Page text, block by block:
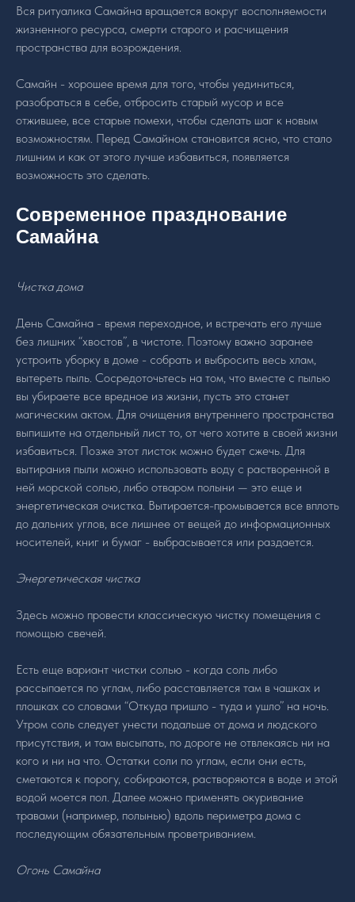
Вся ритуалика Самайна вращается вокруг восполняемости
жизненного ресурса, смерти старого и расчищения
пространства для возрождения.
Самайн - хорошее время для того, чтобы уединиться,
разобраться в себе, отбросить старый мусор и все
отжившее, все старые помехи, чтобы сделать шаг к новым
возможностям. Перед Самайном становится ясно, что стало
лишним и как от этого лучше избавиться, появляется
возможность это сделать.
Современное празднование
Самайна
Чистка дома
День Самайна - время переходное, и встречать его лучше
без лишних “хвостов”, в чистоте. Поэтому важно заранее
устроить уборку в доме - собрать и выбросить весь хлам,
вытереть пыль. Сосредоточьтесь на том, что вместе с пылью
вы убираете все вредное из жизни, пусть это станет
магическим актом. Для очищения внутреннего пространства
выпишите на отдельный лист то, от чего хотите в своей жизни
избавиться. Позже этот листок можно будет сжечь. Для
вытирания пыли можно использовать воду с растворенной в
ней морской солью, либо отваром полыни — это еще и
энергетическая очистка. Вытирается-промывается все вплоть
до дальних углов, все лишнее от вещей до информационных
носителей, книг и бумаг - выбрасывается или раздается.
Энергетическая чистка
Здесь можно провести классическую чистку помещения с
помощью свечей.
Есть еще вариант чистки солью - когда соль либо
рассыпается по углам, либо расставляется там в чашках и
плошках со словами “Откуда пришло - туда и ушло” на ночь.
Утром соль следует унести подальше от дома и людского
присутствия, и там высыпать, по дороге не отвлекаясь ни на
кого и ни на что. Остатки соли по углам, если они есть,
сметаются к порогу, собираются, растворяются в воде и этой
водой моется пол. Далее можно применять окуривание
травами (например, полынью) вдоль периметра дома с
последующим обязательным проветриванием.
Огонь Самайна